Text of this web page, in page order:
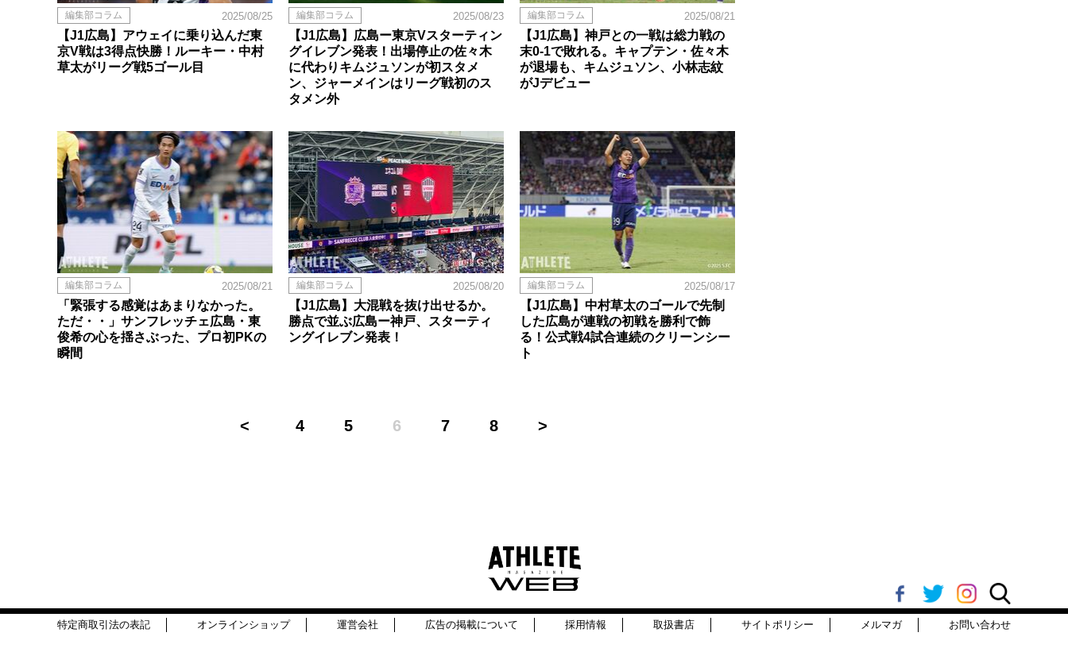
編集部コラム 2025/08/25
【J1広島】アウェイに乗り込んだ東
京V戦は3得点快勝！ルーキー・中村
草太がリーグ戦5ゴール目
編集部コラム 2025/08/23
【J1広島】広島ー東京Vスターティン
グイレブン発表！出場停止の佐々木
に代わりキムジュソンが初スタメ
ン、ジャーメインはリーグ戦初のス
タメン外
編集部コラム 2025/08/21
【J1広島】神戸との一戦は総力戦の
末0-1で敗れる。キャプテン・佐々木
が退場も、キムジュソン、小林志紋
がJデビュー
編集部コラム 2025/08/21
「緊張する感覚はあまりなかった。
ただ・・」サンフレッチェ広島・東
俊希の心を揺さぶった、プロ初PKの
瞬間
編集部コラム 2025/08/20
【J1広島】大混戦を抜け出せるか。
勝点で並ぶ広島ー神戸、スターティ
ングイレブン発表！
編集部コラム 2025/08/17
【J1広島】中村草太のゴールで先制
した広島が連戦の初戦を勝利で飾
る！公式戦4試合連続のクリーンシー
ト
4 5 6 7 8
特定商取引法の表記 オンラインショップ 運営会社 広告の掲載について 採用情報 取扱書店 サイトポリシー メルマガ お問い合わせ